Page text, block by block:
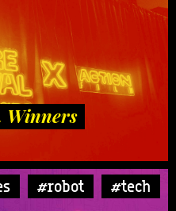
Winners
#robot #tech